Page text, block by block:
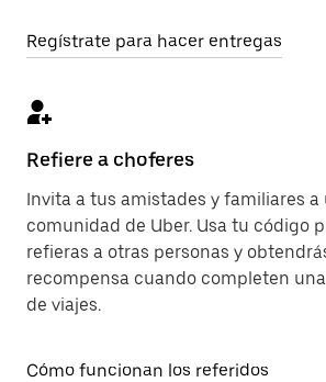
Regístrate para hacer entregas
Refiere a choferes
Invita a tus amistades y familiares a
comunidad de Uber. Usa tu código
refieras a otras personas y
recompensa cuando completen
de viajes.
Cómo funcionan los referidos